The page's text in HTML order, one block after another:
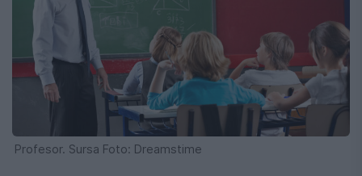
Profesor. Sursa Foto: Dreamstime